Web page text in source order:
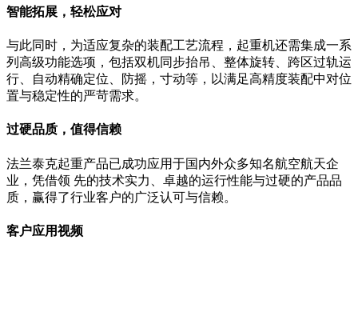
智能拓展，轻松应对
与此同时，为适应复杂的装配工艺流程，起重机还需集成一系
列高级功能选项，包括双机同步抬吊、整体旋转、跨区过轨运
行、自动精确定位、防摇，寸动等，以满足高精度装配中对位
置与稳定性的严苛需求。
过硬品质，值得信赖
法兰泰克起重产品已成功应用于国内外众多知名航空航天企
业，凭借领 先的技术实力、卓越的运行性能与过硬的产品品
质，赢得了行业客户的广泛认可与信赖。
客户应用视频